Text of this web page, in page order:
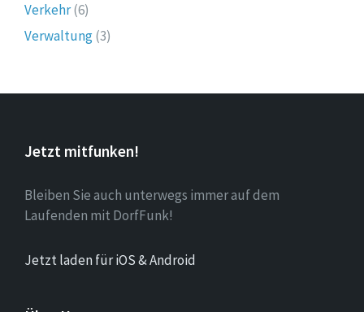
Verkehr(6)
Verwaltung(3)
Jetzt mitfunken!
Bleiben Sie auch unterwegs immer auf dem
Laufenden mit DorfFunk!
Jetzt laden für iOS & Android